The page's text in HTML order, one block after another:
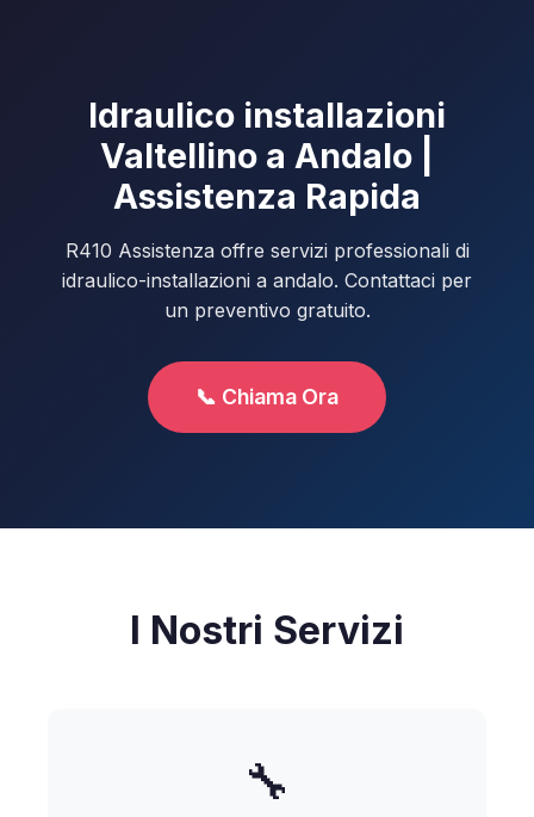
Idraulico installazioni
Valtellino a Andalo |
Assistenza Rapida
R410 Assistenza offre servizi professionali di
idraulico-installazioni a andalo. Contattaci per
un preventivo gratuito.
📞 Chiama Ora
I Nostri Servizi
🔧